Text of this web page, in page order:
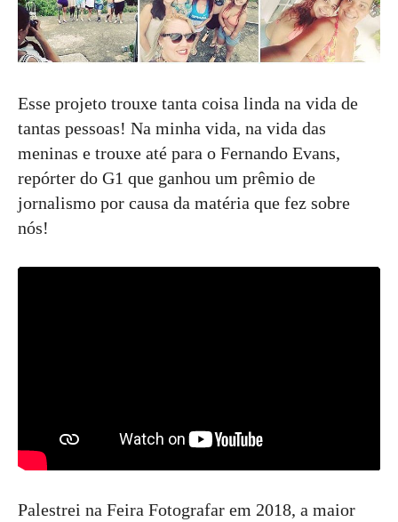
Esse projeto trouxe tanta coisa linda na vida de
tantas pessoas! Na minha vida, na vida das
meninas e trouxe até para o Fernando Evans,
repórter do G1 que ganhou um prêmio de
jornalismo por causa da matéria que fez sobre
nós!
Palestrei na Feira Fotografar em 2018, a maior